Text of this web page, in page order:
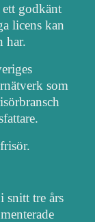
godkänt
licens kan
har.
som
snitt tre års